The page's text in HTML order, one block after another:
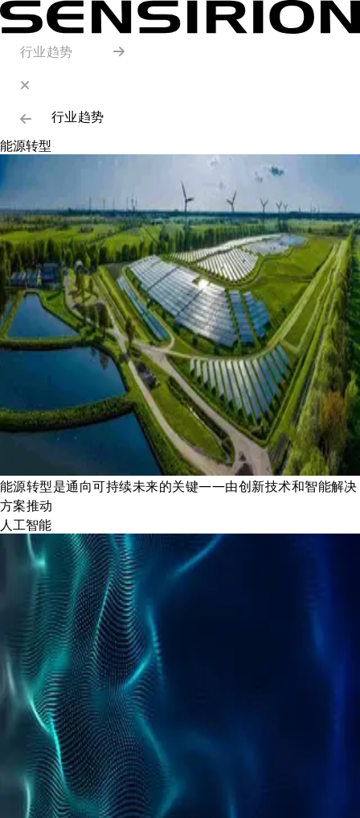
行业趋势
行业趋势
能源转型
能源转型是通向可持续未来的关键——由创新技术和智能解决
方案推动
人工智能